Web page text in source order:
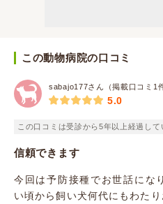
この動物病院の口コミ
sabajo177さん（掲載口コミ1
5.0
この口コミは受診から5年以上経過して
信頼できます
今回は予防接種でお世話にな
い頃から飼い犬何代にもわたり